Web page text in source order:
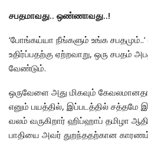
சபதமாவது.. ஒண்ணாவது..!
‘போங்கய்யா நீங்களும் உங்க
உதிர்ப்பதற்கு ஏற்றவாறு, ஒரு சபதம்
வேண்டும்.
ஒருவேளை அது மிகவும்
எனும் பயத்தில், இப்படத்தில் சத்தமே
வலம் வருகிறார் ஹிப்ஹாப் தமிழா
பாதியை அவர் துறந்ததற்கான